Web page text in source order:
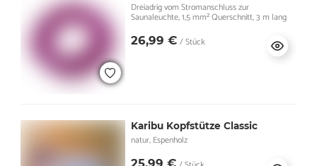
Dreiadrig vom Stromanschluss zur
Saunaleuchte, 1,5 mm² Querschnitt, 3 m lang
26,99 € / Stück
Karibu Kopfstütze Classic
natur, Espenholz